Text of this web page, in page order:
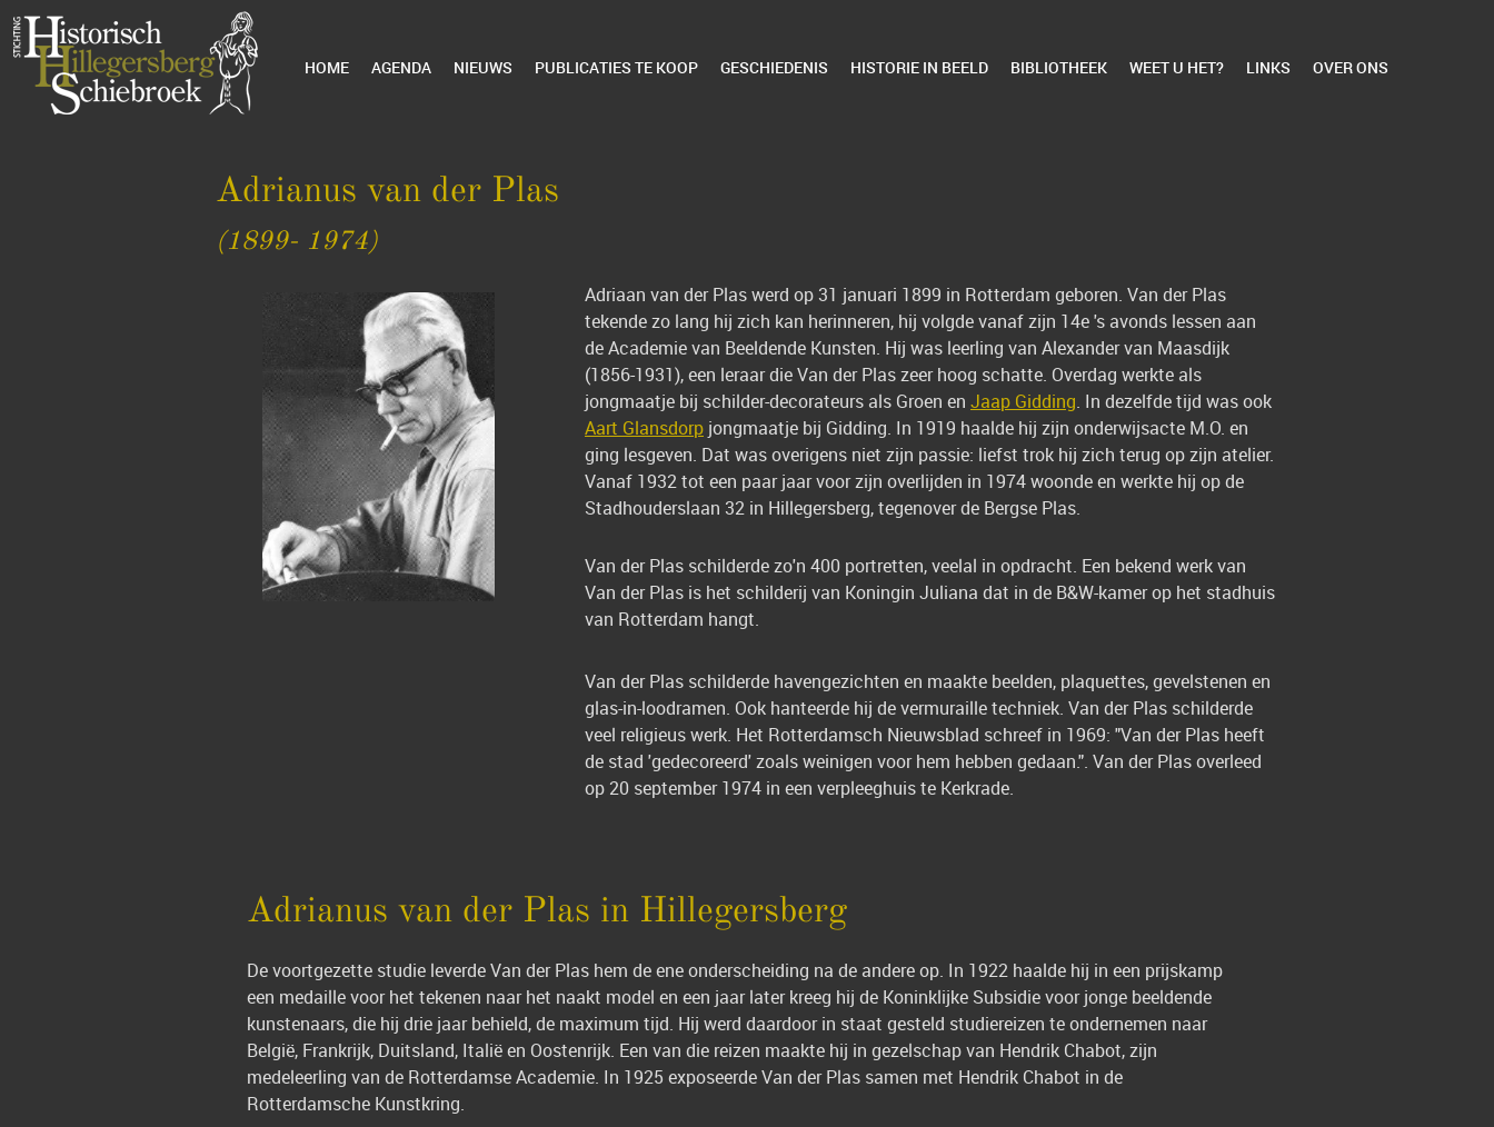
HOME AGENDA NIEUWS PUBLICATIES TE KOOP GESCHIEDENIS HISTORIE IN BEELD BIBLIOTHEEK WEET U HET? LINKS OVER ONS
Adrianus van der Plas
(1899- 1974)
Adriaan van der Plas werd op 31 januari 1899 in Rotterdam geboren. Van der Plas
tekende zo lang hij zich kan herinneren, hij volgde vanaf zijn 14e 's avonds lessen aan
de Academie van Beeldende Kunsten. Hij was leerling van Alexander van Maasdijk
(1856-1931), een leraar die Van der Plas zeer hoog schatte. Overdag werkte als
jongmaatje bij schilder-decorateurs als Groen en Jaap Gidding. In dezelfde tijd was ook
Aart Glansdorp jongmaatje bij Gidding. In 1919 haalde hij zijn onderwijsacte M.O. en
ging lesgeven. Dat was overigens niet zijn passie: liefst trok hij zich terug op zijn atelier.
Vanaf 1932 tot een paar jaar voor zijn overlijden in 1974 woonde en werkte hij op de
Stadhouderslaan 32 in Hillegersberg, tegenover de Bergse Plas.
Van der Plas schilderde zo'n 400 portretten, veelal in opdracht. Een bekend werk van
Van der Plas is het schilderij van Koningin Juliana dat in de B&W-kamer op het stadhuis
van Rotterdam hangt.
Van der Plas schilderde havengezichten en maakte beelden, plaquettes, gevelstenen en
glas-in-loodramen. Ook hanteerde hij de vermuraille techniek. Van der Plas schilderde
veel religieus werk. Het Rotterdamsch Nieuwsblad schreef in 1969: "Van der Plas heeft
de stad 'gedecoreerd' zoals weinigen voor hem hebben gedaan.". Van der Plas overleed
op 20 september 1974 in een verpleeghuis te Kerkrade.
Adrianus van der Plas in Hillegersberg
De voortgezette studie leverde Van der Plas hem de ene onderscheiding na de andere op. In 1922 haalde hij in een prijskamp
een medaille voor het tekenen naar het naakt model en een jaar later kreeg hij de Koninklijke Subsidie voor jonge beeldende
kunstenaars, die hij drie jaar behield, de maximum tijd. Hij werd daardoor in staat gesteld studiereizen te ondernemen naar
België, Frankrijk, Duitsland, Italië en Oostenrijk. Een van die reizen maakte hij in gezelschap van Hendrik Chabot, zijn
medeleerling van de Rotterdamse Academie. In 1925 exposeerde Van der Plas samen met Hendrik Chabot in de
Rotterdamsche Kunstkring.